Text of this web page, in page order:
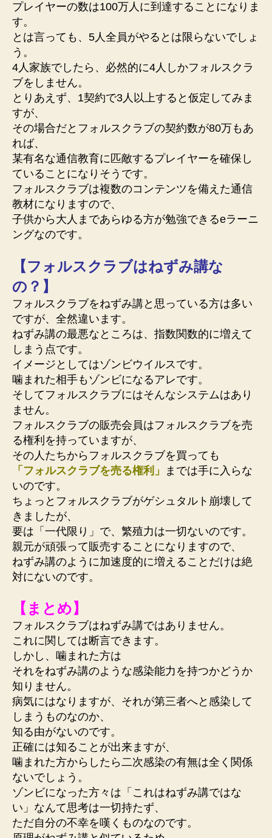
プレイヤーの数は100万人に到達することになりま
す。
とは言っても、5人全員がやるとは限らないでしょ
う。
4人家族でしたら、必然的に4人しかフォルスクラ
ブをしません。
とりあえず、1契約で3人以上すると仮定してみま
すが、
その場合だとフォルスクラブの契約数が80万もあ
れば、
某有名な通信教育に匹敵するプレイヤーを確保し
ていることになりそうです。
フォルスクラブは複数のコンテンツを備えた通信
教材になりますので、
子供から大人まであらゆる方が勉強できるeラーニ
ングなのです。
【フォルスクラブはねずみ講な
の？】
フォルスクラブをねずみ講と思っている方は多い
ですが、全然違います。
ねずみ講の最悪なところは、指数関数的に増えて
しまう点です。
イメージとしてはゾンビウイルスです。
噛まれた相手もゾンビになるアレです。
そしてフォルスクラブにはそんなシステムはあり
ません。
フォルスクラブの販売会員はフォルスクラブを売
る権利を持っていますが、
その人たちからフォルスクラブを買っても
「フォルスクラブを売る権利」
までは手に入らな
いのです。
ちょっとフォルスクラブがゲシュタルト崩壊して
きましたが、
要は「一代限り」で、繁殖力は一切ないのです。
親元が頑張って販売することになりますので、
ねずみ講のように加速度的に増えることだけは絶
対にないのです。
【まとめ】
フォルスクラブはねずみ講ではありません。
これに関しては断言できます。
しかし、噛まれた方は
それをねずみ講のような感染能力を持つかどうか
知りません。
病気にはなりますが、それが第三者へと感染して
しまうものなのか、
知る由がないのです。
正確には知ることが出来ますが、
噛まれた方からしたら二次感染の有無は全く関係
ないでしょう。
ゾンビになった方々は「これはねずみ講ではな
い」なんて思考は一切持たず、
ただ自分の不幸を嘆くものなのです。